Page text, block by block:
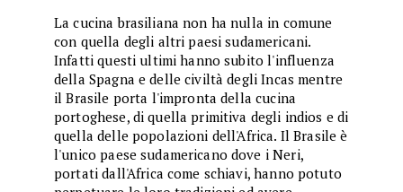
La cucina brasiliana non ha nulla in comune
con quella degli altri paesi sudamericani.
Infatti questi ultimi hanno subito l'influenza
della Spagna e delle civiltà degli Incas mentre
il Brasile porta l'impronta della cucina
portoghese, di quella primitiva degli indios e di
quella delle popolazioni dell'Africa. Il Brasile è
l'unico paese sudamericano dove i Neri,
portati dall'Africa come schiavi, hanno potuto